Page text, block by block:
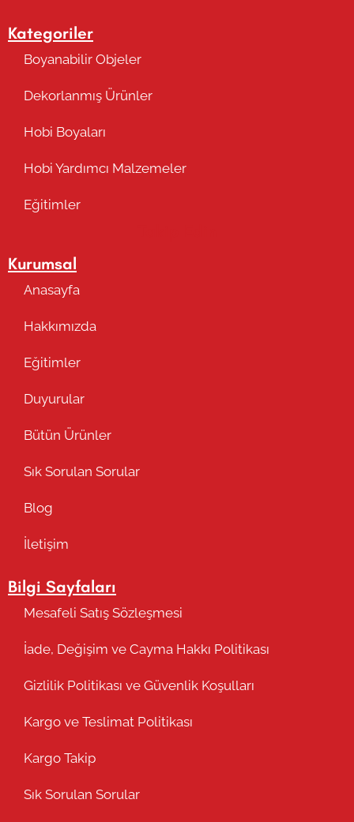
Kategoriler
Boyanabilir Objeler
Dekorlanmış Ürünler
Hobi Boyaları
Hobi Yardımcı Malzemeler
Eğitimler
Kurumsal
Anasayfa
Hakkımızda
Eğitimler
Duyurular
Bütün Ürünler
Sık Sorulan Sorular
Blog
İletişim
Bilgi Sayfaları
Mesafeli Satış Sözleşmesi
İade, Değişim ve Cayma Hakkı Politikası
Gizlilik Politikası ve Güvenlik Koşulları
Kargo ve Teslimat Politikası
Kargo Takip
Sık Sorulan Sorular